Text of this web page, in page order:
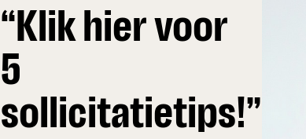
“Klik hier voor
5
sollicitatietips!”